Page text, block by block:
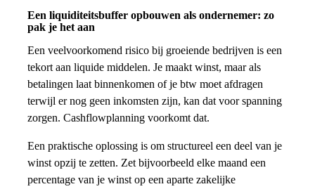
Een liquiditeitsbuffer opbouwen als ondernemer: zo
pak je het aan
Een veelvoorkomend risico bij groeiende bedrijven is een
tekort aan liquide middelen. Je maakt winst, maar als
betalingen laat binnenkomen of je btw moet afdragen
terwijl er nog geen inkomsten zijn, kan dat voor spanning
zorgen. Cashflowplanning voorkomt dat.
Een praktische oplossing is om structureel een deel van je
winst opzij te zetten. Zet bijvoorbeeld elke maand een
percentage van je winst op een aparte zakelijke